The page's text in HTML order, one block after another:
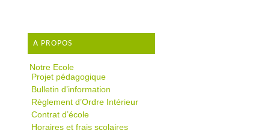
A PROPOS
Notre Ecole
Projet pédagogique
Bulletin d’information
Règlement d’Ordre Intérieur
Contrat d’école
Horaires et frais scolaires